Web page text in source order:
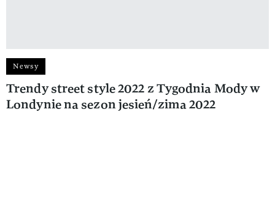
Newsy
Trendy street style 2022 z Tygodnia Mody w
Londynie na sezon jesień/zima 2022